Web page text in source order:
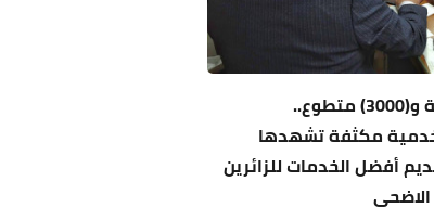
(1800) كاميرا مراقبة و(3000) متطوع..
مكثفة تشهدها
أفضل الخدمات للزائرين